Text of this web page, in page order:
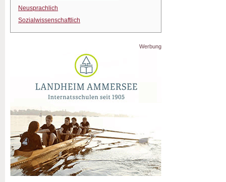
Neusprachlich
Sozialwissenschaftlich
Werbung